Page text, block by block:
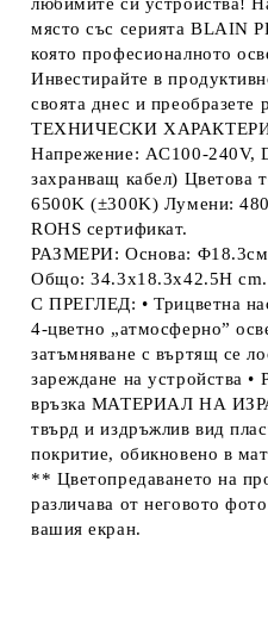
място със серията BLAIN
която професионалното
Инвестирайте в
своята днес и преобразете
ТЕХНИЧЕСКИ
Напрежение: AC100-240V,
захранващ кабел) Цветова
6500K (±300K) Лумени:
ROHS сертификат.
РАЗМЕРИ: Основа:
Общо: 34.3x18.3x42.5H cm.
С ПРЕГЛЕД: • Трицветна
4-цветно „атмосферно”
затъмняване с въртящ се
зареждане на устройства •
връзка МАТЕРИАЛ НА
твърд и издръжлив вид
покритие, обикновено в
** Цветопредаването на
различава от неговото
вашия екран.